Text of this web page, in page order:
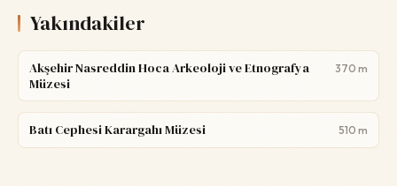
Yakındakiler
Akşehir Nasreddin Hoca Arkeoloji ve Etnografya
Müzesi
370 m
Batı Cephesi Karargahı Müzesi 510 m